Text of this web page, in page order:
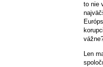
to nie
Len